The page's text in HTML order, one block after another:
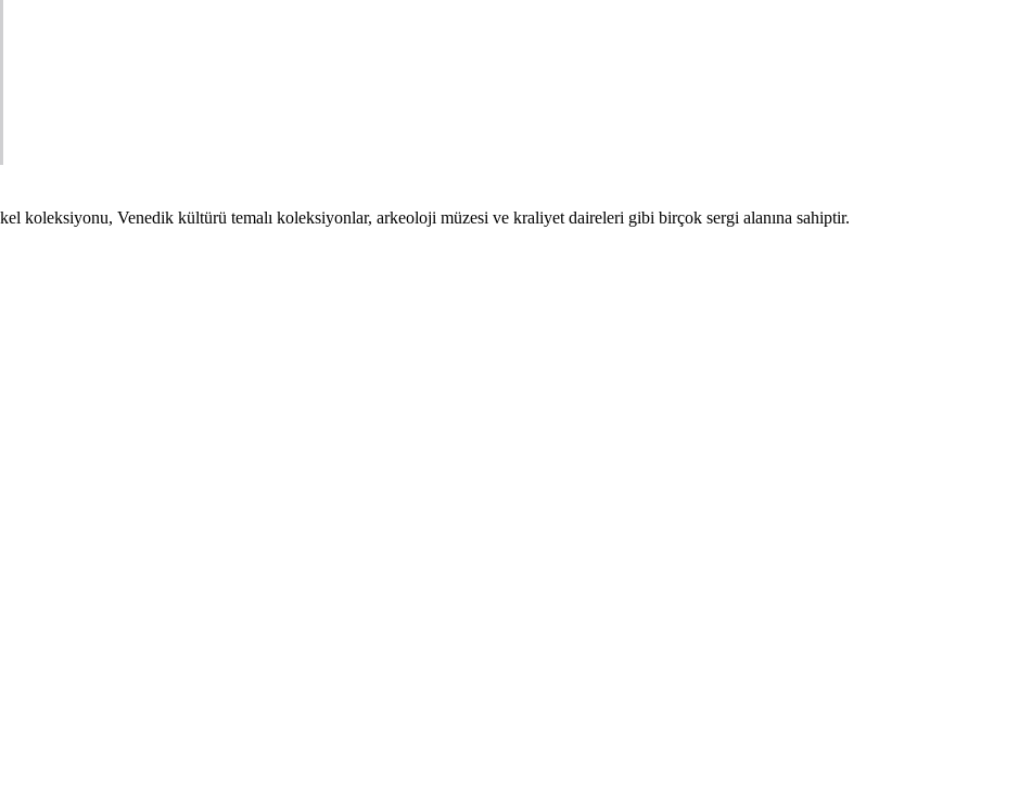
koleksiyonu, Venedik kültürü temalı koleksiyonlar, arkeoloji müzesi ve kraliyet daireleri gibi birçok sergi alanına sahiptir.